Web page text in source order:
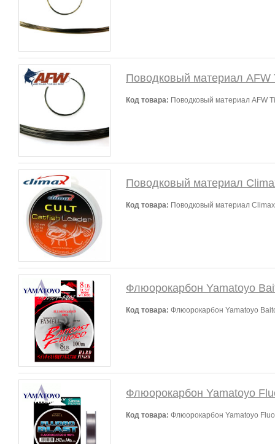
Поводковый материал AFW
Код товара: Поводковый материал AFW
Поводковый материал
Код товара: Поводковый материал
Флюорокарбон Yamatoyo
Код товара: Флюорокарбон Yamatoyo
Флюорокарбон Yamatoyo
Код товара: Флюорокарбон Yamatoyo